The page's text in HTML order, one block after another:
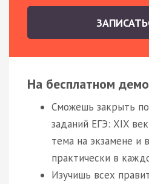
На бесплатном
Сможешь закрыть
заданий ЕГЭ: XIX
тема на экзамене и
практически в
Изучишь всех